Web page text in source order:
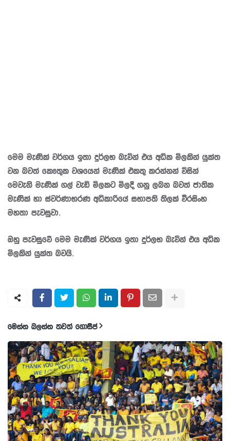
මෙම මැණික් වර්ගය ඉතා දුර්ලභ බැවින් එය අධික මිලකින් යුක්ත
වන බවත් කෞතුක වශයෙන් මැණික් එකතු කරන්නන් විසින්
මෙවැනි මැණික් ගල් වැඩි මිලකට මිලදී ගනු ලබන බවත් ජාතික
මැණික් හා ස්වර්ණාභරණ අධිකාරියේ සභාපති තිලක් වීරසිංහ
මහතා පැවසුවා.
ඔහු පැවසුවේ මෙම මැණික් වර්ගය ඉතා දුර්ලභ බැවින් එය අධික
මිලකින් යුක්ත බවයි.
මෙන්න බලන්න තවත් ගොසිප්